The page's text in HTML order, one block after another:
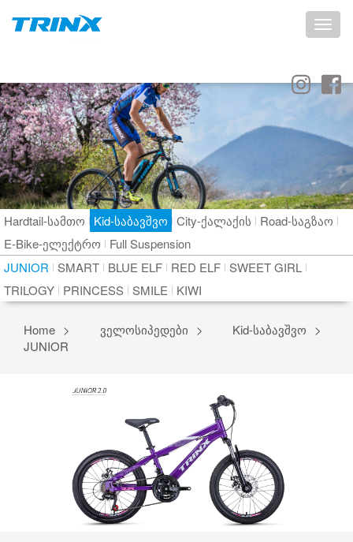
Toggle
Hardtail-სამთო Kid-საბავშვო City-ქალაქის
Road-საგზაო
E-Bike-ელექტრო
Full Suspension
JUNIOR SMART BLUE ELF RED ELF SWEET GIRL
TRILOGY PRINCESS SMILE KIWI
Home ველოსიპედები
Kid-საბავშვო
JUNIOR